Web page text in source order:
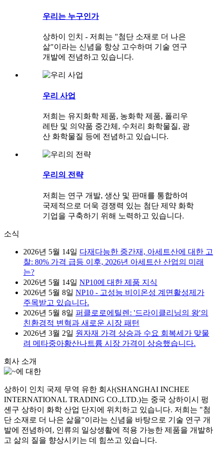
우리는 누구인가
상하이 인치 - 저희는 "첨단 소재로 더 나은
삶"이라는 신념을 항상 고수하며 기술 연구
개발에 전념하고 있습니다.
우리 사업
저희는 유지화학 제품, 농화학 제품, 폴리우
레탄 및 의약품 중간체, 수처리 화학물질, 광
산 화학물질 등에 전념하고 있습니다.
우리의 전략
저희는 연구 개발, 생산 및 판매를 통합하여
국제적으로 더욱 경쟁력 있는 첨단 제약 화학
기업을 구축하기 위해 노력하고 있습니다.
소식
2026년 5월 14일 다재다능한 중간재, 아세트산에 대한 고
찰: 80% 가격 급등 이후, 2026년 아세트산 산업의 미래
는?
2026년 5월 14일 NP10에 대한 제품 지식
2026년 5월 8일 NP10 - 고성능 비이온성 계면활성제가
주목받고 있습니다.
2026년 5월 8일 퍼클로로에틸렌: '드라이클리닝의 왕'의
친환경적 변혁과 새로운 시장 패턴
2026년 3월 2일 원자재 가격 상승과 수요 회복세가 맞물
려 메타중아황산나트륨 시장 가격이 상승했습니다.
회사 소개
상하이 인치 국제 무역 유한 회사(SHANGHAI INCHEE
INTERNATIONAL TRADING CO.,LTD.)는 중국 상하이시 펑
셴구 상하이 화학 산업 단지에 위치하고 있습니다. 저희는 "첨
단 소재로 더 나은 삶을"이라는 신념을 바탕으로 기술 연구 개
발에 전념하여, 인류의 일상생활에 적용 가능한 제품을 개발하
고 삶의 질을 향상시키는 데 힘쓰고 있습니다.